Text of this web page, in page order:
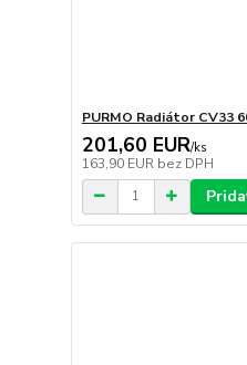
PURMO Radiátor CV33
201,60 EUR/ks
163,90 EUR bez DPH